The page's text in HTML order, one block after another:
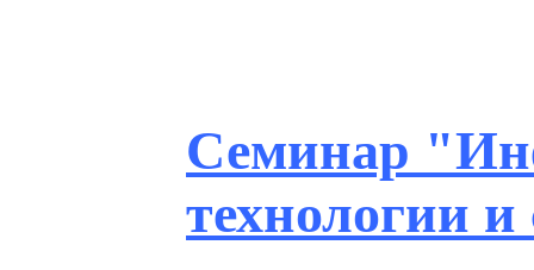
Семинар
технологии